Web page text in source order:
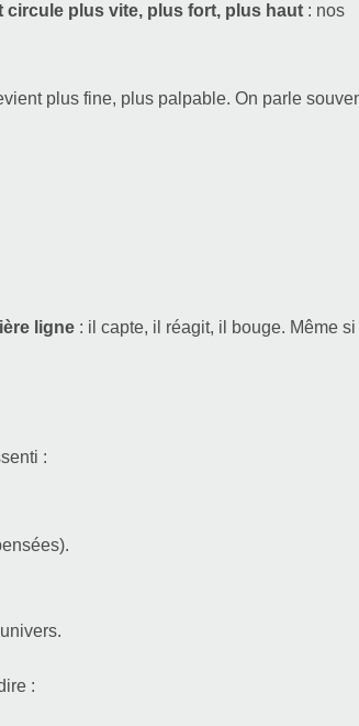
circule plus vite, plus fort, plus haut : nos
plus fine, plus palpable. On parle
ligne : il capte, il réagit, il bouge. Même si
:
: